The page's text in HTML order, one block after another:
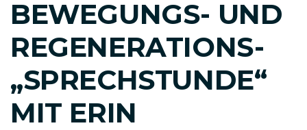
BEWEGUNGS- UND
REGENERATIONS-
„SPRECHSTUNDE“
MIT ERIN